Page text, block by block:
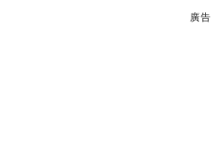
廣告